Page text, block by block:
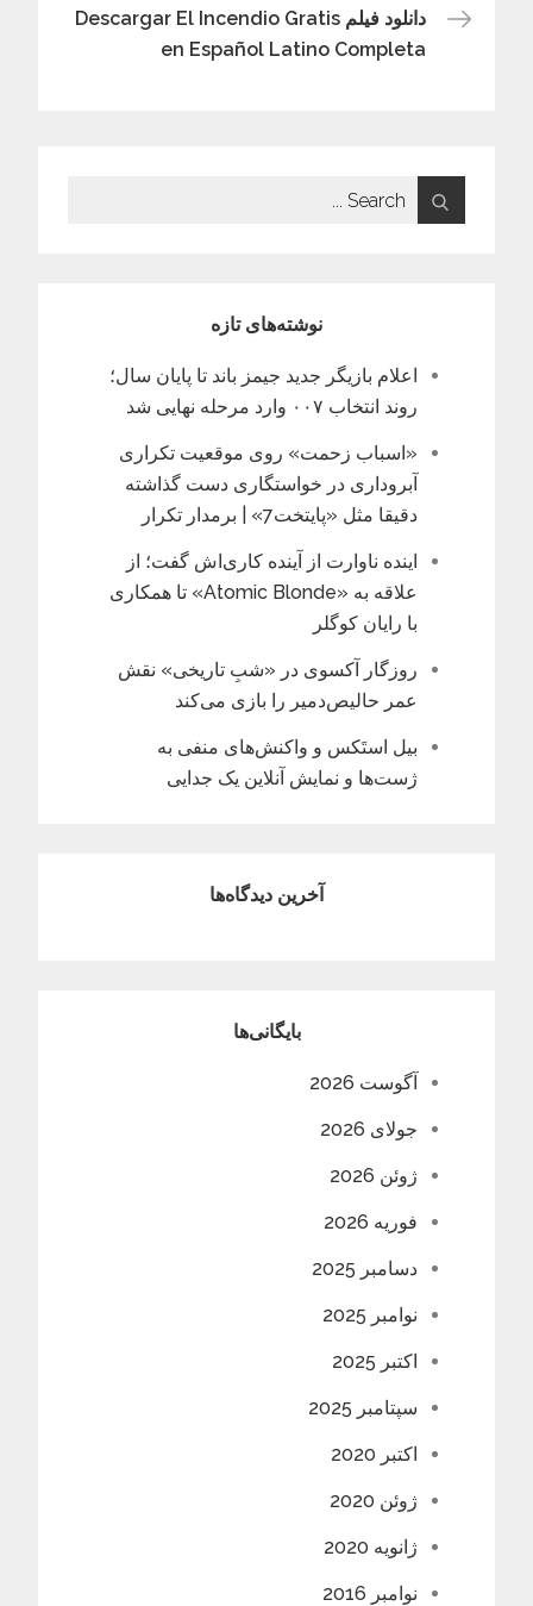
دانلود فیلم Descargar El Incendio Gratis
en Español Latino Completa
Search
for:
نوشته‌های تازه
اعلام بازیگر جدید جیمز باند تا پایان سال؛
روند انتخاب ۰۰۷ وارد مرحله نهایی شد
«اسباب زحمت» روی موقعیت تکراری
آبروداری در خواستگاری دست گذاشته
دقیقا مثل «پایتخت7» | برمدار تکرار
اینده ناوارت از آینده کاری‌اش گفت؛ از
علاقه به «Atomic Blonde» تا همکاری
با رایان کوگلر
روزگار آکسوی در «شبِ تاریخی» نقش
عمر حالیص‌دمیر را بازی می‌کند
بیل استَکس و واکنش‌های منفی به
ژست‌ها و نمایش آنلاین یک جدایی
آخرین دیدگاه‌ها
بایگانی‌ها
آگوست 2026
جولای 2026
ژوئن 2026
فوریه 2026
دسامبر 2025
نوامبر 2025
اکتبر 2025
سپتامبر 2025
اکتبر 2020
ژوئن 2020
ژانویه 2020
نوامبر 2016